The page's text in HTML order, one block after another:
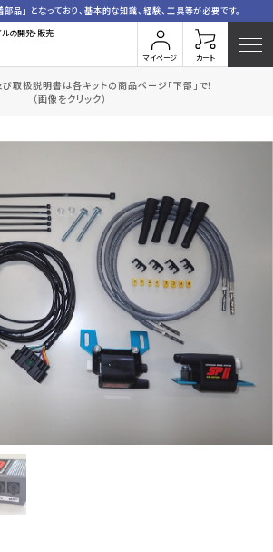
の開発・販売
マイページ カート
品」 となっており、基本的な知識、経験、工具等が必要です。
取扱説明書は各キットの商品ページ「下部」で！
（画像をクリック）
H.CB1000SF(コードセット付)